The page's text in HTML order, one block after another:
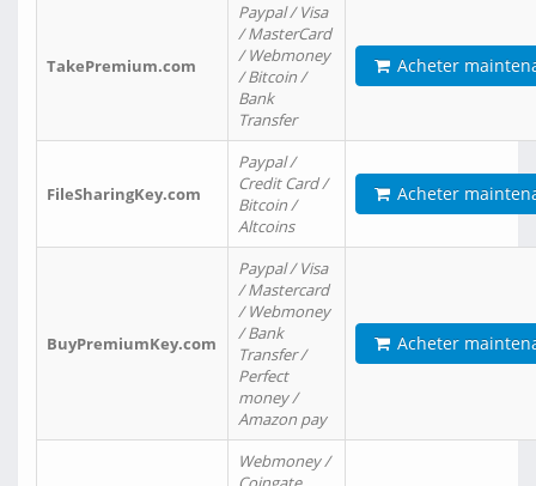
TakePremium.com
Paypal / Visa
/ MasterCard
/ Webmoney
/ Bitcoin /
Bank
Transfer
Acheter
FileSharingKey.com
Paypal /
Credit Card /
Bitcoin /
Altcoins
Acheter
BuyPremiumKey.com
Paypal / Visa
/ Mastercard
/ Webmoney
/ Bank
Transfer /
Perfect
money /
Amazon pay
Acheter
Webmoney /